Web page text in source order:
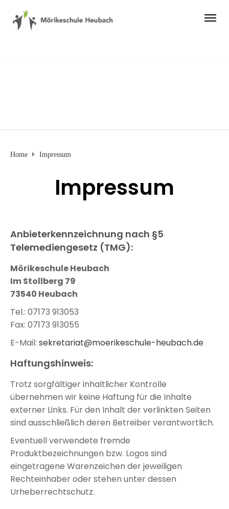
Home Impressum
Impressum
Anbieterkennzeichnung nach §5
Telemediengesetz (TMG):
Mörikeschule Heubach
Im Stollberg 79
73540 Heubach
Tel.: 07173 913053
Fax: 07173 913055
E-Mail: sekretariat@moerikeschule-heubach.de
Haftungshinweis:
Trotz sorgfältiger inhaltlicher Kontrolle
übernehmen wir keine Haftung für die Inhalte
externer Links. Für den Inhalt der verlinkten Seiten
sind ausschließlich deren Betreiber verantwortlich.
Eventuell verwendete fremde
Produktbezeichnungen bzw. Logos sind
eingetragene Warenzeichen der jeweiligen
Rechteinhaber oder stehen unter dessen
Urheberrechtschutz.